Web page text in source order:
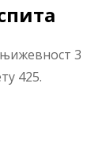
3
425.